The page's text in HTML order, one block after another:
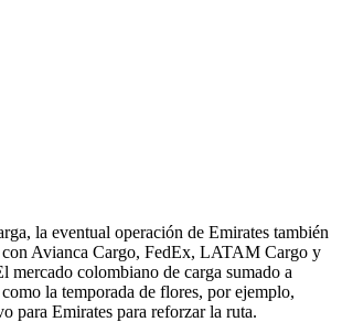
la eventual operación de Emirates también
con Avianca Cargo, FedEx, LATAM Cargo y
mercado colombiano de carga sumado a
la temporada de flores, por ejemplo,
para Emirates para reforzar la ruta.